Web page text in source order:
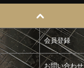
会員登録
お問い合わせ